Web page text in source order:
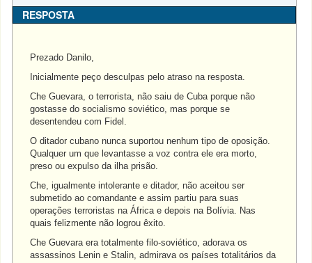
RESPOSTA
Prezado Danilo,
Inicialmente peço desculpas pelo atraso na resposta.
Che Guevara, o terrorista, não saiu de Cuba porque não
gostasse do socialismo soviético, mas porque se
desentendeu com Fidel.
O ditador cubano nunca suportou nenhum tipo de oposição.
Qualquer um que levantasse a voz contra ele era morto,
preso ou expulso da ilha prisão.
Che, igualmente intolerante e ditador, não aceitou ser
submetido ao comandante e assim partiu para suas
operações terroristas na África e depois na Bolívia. Nas
quais felizmente não logrou êxito.
Che Guevara era totalmente filo-soviético, adorava os
assassinos Lenin e Stalin, admirava os países totalitários da